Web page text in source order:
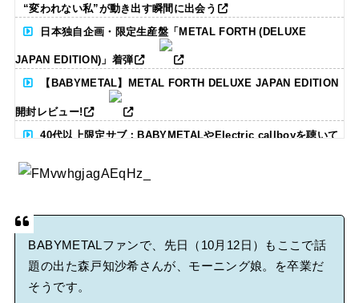
“変われない私”が動き出す瞬間に出会う
日本独自企画・限定生産盤「METAL FORTH (DELUXE
JAPAN EDITION)」着弾
【BABYMETAL】METAL FORTH DELUXE JAPAN EDITION
開封レビュー!
40代以上限定サブ：BABYMETALやElectric callboyを聴いて
る人いる？ 【海外の反応】
タワーレコード新宿店にてBABYMETALのパネル展が開催中
Powered by livedoor 相互RSS
BABYMETALファンで、先日（10月12日）もここで話
題の出た森戸知沙希さんが、モーニング娘。を卒業だ
そうです。